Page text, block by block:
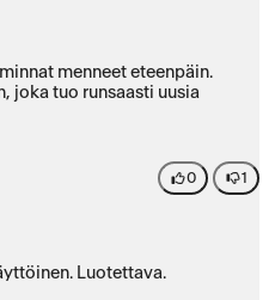
menneet eteenpäin.
joka tuo runsaasti uusia
0 1
Erinomaisesti toimiva ja helppokäyttöinen. Luotettava.